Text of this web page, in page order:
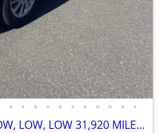
• • • • • • • • • • •
2017 HYUNDAI TUCSON, LOW, LOW, LOW 31,920 MILES, NO ACCIDENTS